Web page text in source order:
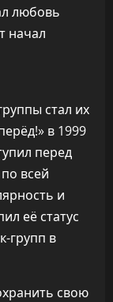
любовь
начал
стал их
в 1999
перед
всей
и
её статус
групп в
свою